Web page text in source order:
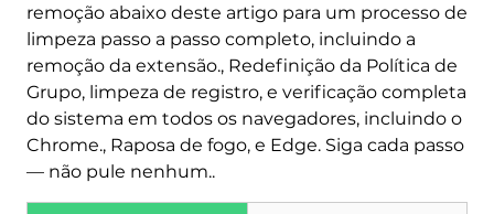
remoção abaixo deste artigo para um processo de
limpeza passo a passo completo, incluindo a
remoção da extensão., Redefinição da Política de
Grupo, limpeza de registro, e verificação completa
do sistema em todos os navegadores, incluindo o
Chrome., Raposa de fogo, e Edge. Siga cada passo
— não pule nenhum..
Baixar
Remoção de Malware
Ferramenta